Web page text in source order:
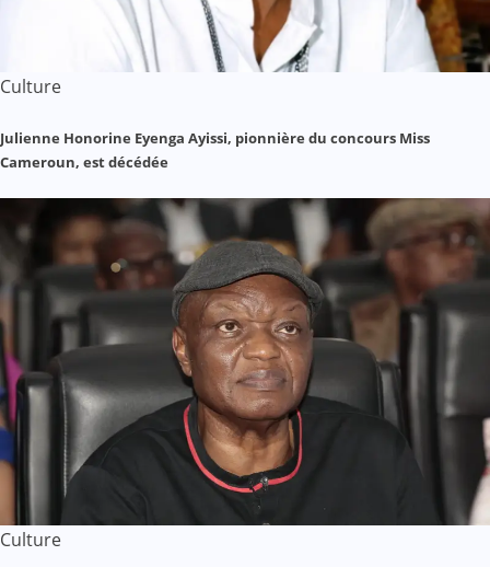
Culture
Julienne Honorine Eyenga Ayissi, pionnière du concours Miss
Cameroun, est décédée
Culture